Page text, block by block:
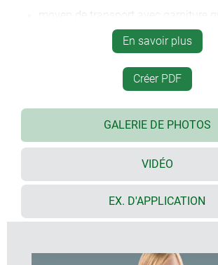
moyen de transport avec garniture
glisser, au-dessus du centre de
CARRYTEC M avec partie inférieure
l'installation de par exemple tablets
fixation par l’arrière sur des
bon guidage du câble
face avant particulièrement grande,
les interfaces utilisateur
(S : 8,4"/21 cm ; M : 10,4"/26 cm ; L
grande profondeur de montage et
En savoir plus
Créer PDF
GALERIE DE PHOTOS
VIDÉO
EX. D'APPLICATION